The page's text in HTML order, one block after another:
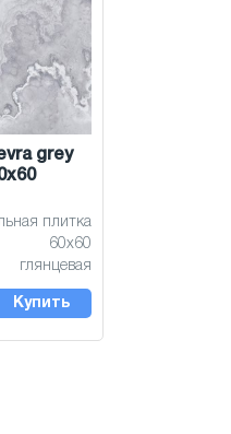
grey
плитка
60x60
глянцевая
Купить